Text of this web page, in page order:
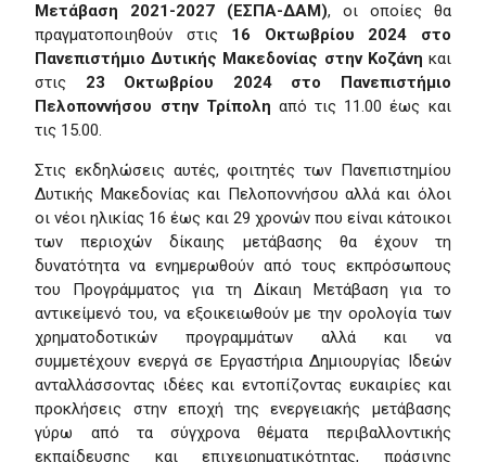
Μετάβαση 2021-2027 (ΕΣΠΑ-ΔΑΜ), οι οποίες θα
πραγματοποιηθούν στις 16 Οκτωβρίου 2024 στο
Πανεπιστήμιο Δυτικής Μακεδονίας στην Κοζάνη και
στις 23 Οκτωβρίου 2024 στο Πανεπιστήμιο
Πελοποννήσου στην Τρίπολη από τις 11.00 έως και
τις 15.00.
Στις εκδηλώσεις αυτές, φοιτητές των Πανεπιστημίου
Δυτικής Μακεδονίας και Πελοποννήσου αλλά και όλοι
οι νέοι ηλικίας 16 έως και 29 χρονών που είναι κάτοικοι
των περιοχών δίκαιης μετάβασης θα έχουν τη
δυνατότητα να ενημερωθούν από τους εκπρόσωπους
του Προγράμματος για τη Δίκαιη Μετάβαση για το
αντικείμενό του, να εξοικειωθούν με την ορολογία των
χρηματοδοτικών προγραμμάτων αλλά και να
συμμετέχουν ενεργά σε Εργαστήρια Δημιουργίας Ιδεών
ανταλλάσσοντας ιδέες και εντοπίζοντας ευκαιρίες και
προκλήσεις στην εποχή της ενεργειακής μετάβασης
γύρω από τα σύγχρονα θέματα περιβαλλοντικής
εκπαίδευσης και επιχειρηματικότητας, πράσινης